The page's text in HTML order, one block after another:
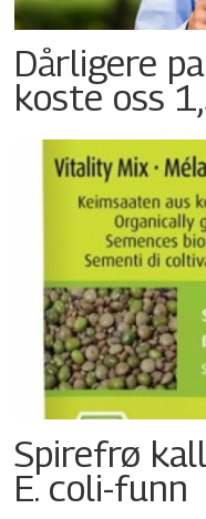
Dårligere
koste oss
Spirefrø
E. coli-funn